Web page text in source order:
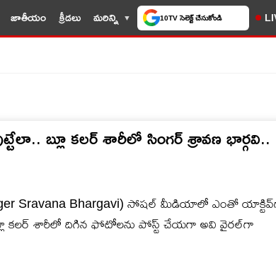
జాతీయం క్రీడలు మరిన్ని
చేసుకోండి
బ్లూ క‌ల‌ర్ శారీలో సింగర్ శ్రావ‌ణ భార్గ‌వి..
Sravana Bhargavi) సోష‌ల్ మీడియాలో ఎంతో
క‌ల‌ర్ శారీలో దిగిన ఫోటోల‌ను పోస్ట్ చేయ‌గా అవి వైర‌ల్‌గా